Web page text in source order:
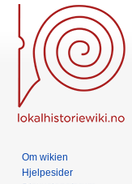
Om wikien
Hjelpesider